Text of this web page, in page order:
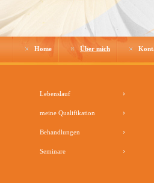
Home Über mich
Lebenslauf
meine Qualifikation
Behandlungen
Seminare